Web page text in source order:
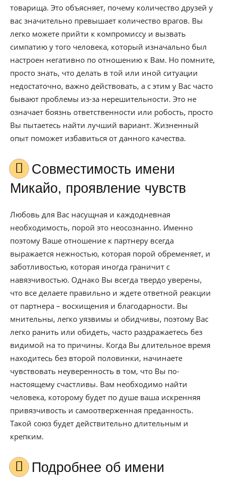
товарища. Это объясняет, почему количество друзей у
вас значительно превышает количество врагов. Вы
легко можете прийти к компромиссу и вызвать
симпатию у того человека, который изначально был
настроен негативно по отношению к Вам. Но помните,
просто знать, что делать в той или иной ситуации
недостаточно, важно действовать, а с этим у Вас часто
бывают проблемы из-за нерешительности. Это не
означает боязнь ответственности или робость, просто
Вы пытаетесь найти лучший вариант. Жизненный
опыт поможет избавиться от данного качества.
Совместимость имени
Микайо, проявление чувств
Любовь для Вас насущная и каждодневная
необходимость, порой это неосознанно. Именно
поэтому Ваше отношение к партнеру всегда
выражается нежностью, которая порой обременяет, и
заботливостью, которая иногда граничит с
навязчивостью. Однако Вы всегда твердо уверены,
что все делаете правильно и ждете ответной реакции
от партнера – восхищения и благодарности. Вы
мнительны, легко уязвимы и обидчивы, поэтому Вас
легко ранить или обидеть, часто раздражаетесь без
видимой на то причины. Когда Вы длительное время
находитесь без второй половинки, начинаете
чувствовать неуверенность в том, что Вы по-
настоящему счастливы. Вам необходимо найти
человека, которому будет по душе ваша искренняя
привязчивость и самоотверженная преданность.
Такой союз будет действительно длительным и
крепким.
Подробнее об имени